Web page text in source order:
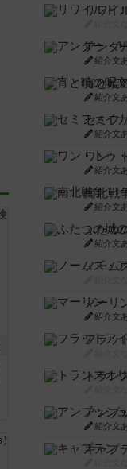
紹介文
宵と暁
紹介文
紹介文
ワン・
紹介文
南北戦
紹介文
ふたつ
紹介文
ノーム
マーリ
紹介文
フラッ
紹介文